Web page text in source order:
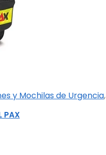
y Mochilas de Urgencia,
PAX